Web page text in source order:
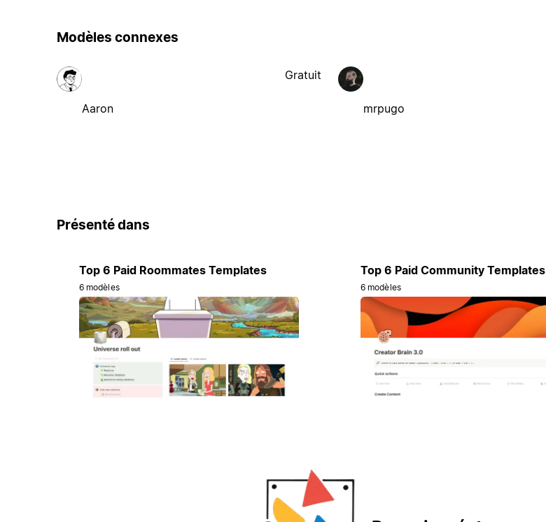
Modèles connexes
Aaron
Gratuit
mrpugo
Présenté dans
Top 6 Paid Roommates Templates
6 modèles
Top 6 Paid Community Templates
6 modèles